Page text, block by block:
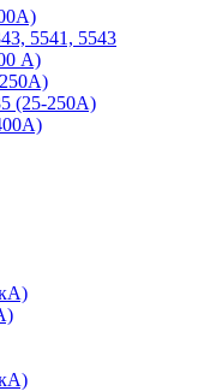
5541, 5543
А)
(25-250А)